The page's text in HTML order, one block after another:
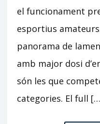
el funcionament
esportius
panorama de
amb major dosi
són les que
categories. El full